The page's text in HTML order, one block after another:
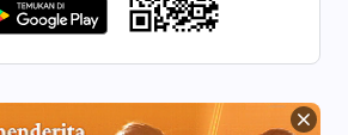
Firman Tuhan Harian: Tiga
Tahap Pekerjaan | Kutipan 37
Firman Tuhan Harian: Tiga